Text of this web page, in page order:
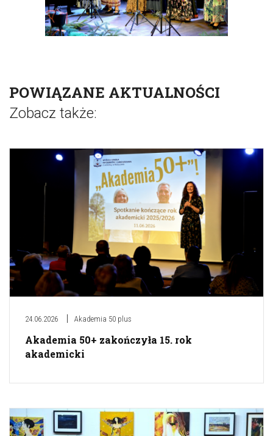
POWIĄZANE AKTUALNOŚCI
Zobacz także:
24.06.2026 Akademia 50 plus
Akademia 50+ zakończyła 15. rok
akademicki